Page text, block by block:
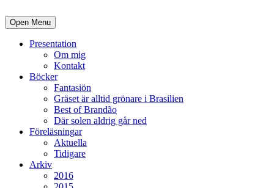
Open Menu
Presentation
Om mig
Kontakt
Böcker
Fantasiön
Gräset är alltid grönare i Brasilien
Best of Brandão
Där solen aldrig går ned
Föreläsningar
Aktuella
Tidigare
Arkiv
2016